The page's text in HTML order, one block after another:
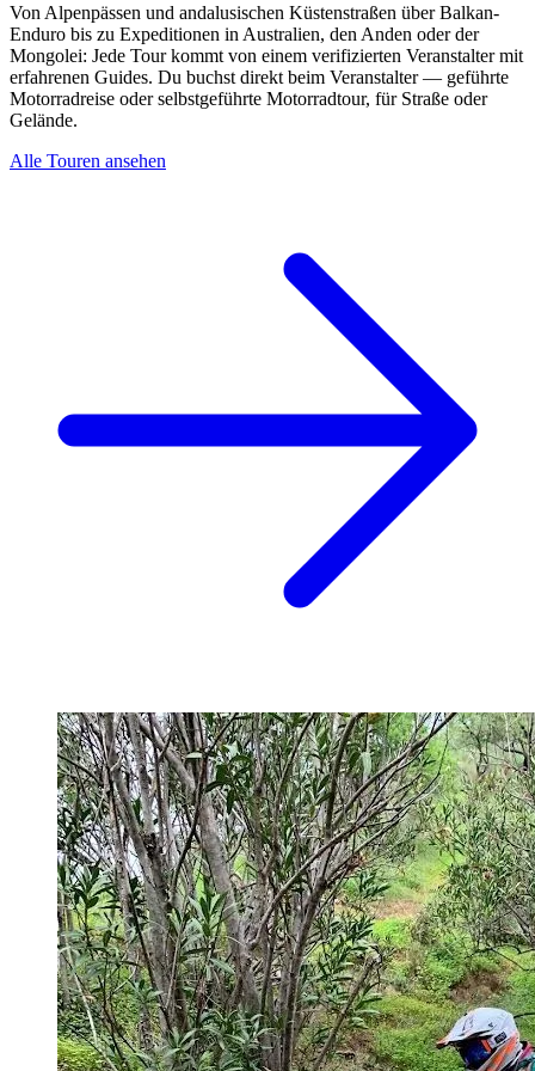
Von Alpenpässen und andalusischen Küstenstraßen über Balkan-
Enduro bis zu Expeditionen in Australien, den Anden oder der
Mongolei: Jede Tour kommt von einem verifizierten Veranstalter mit
erfahrenen Guides. Du buchst direkt beim Veranstalter — geführte
Motorradreise oder selbstgeführte Motorradtour, für Straße oder
Gelände.
Alle Touren ansehen